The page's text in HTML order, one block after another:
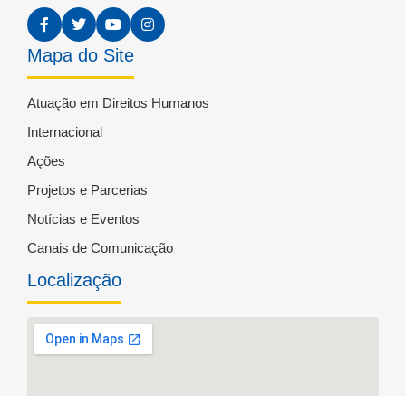
Mapa do Site
Atuação em Direitos Humanos
Internacional
Ações
Projetos e Parcerias
Notícias e Eventos
Canais de Comunicação
Localização